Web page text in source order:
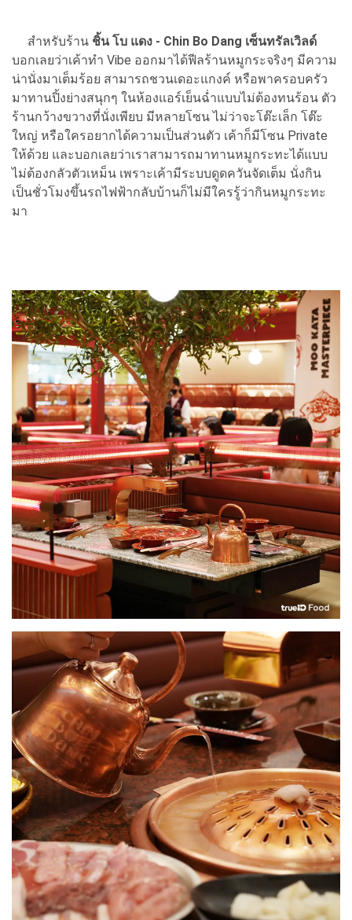
สำหรับร้าน ชิ้น โบ แดง - Chin Bo Dang เซ็นทรัลเวิลด์
บอกเลยว่าเค้าทำ Vibe ออกมาได้ฟีลร้านหมูกระจริงๆ มีความ
น่านั่งมาเต็มร้อย สามารถชวนเดอะแกงค์ หรือพาครอบครัว
มาทานปิ้งย่างสนุกๆ ในห้องแอร์เย็นฉ่ำแบบไม่ต้องทนร้อน ตัว
ร้านกว้างขวางที่นั่งเพียบ มีหลายโซน ไม่ว่าจะโต๊ะเล็ก โต๊ะ
ใหญ่ หรือใครอยากได้ความเป็นส่วนตัว เค้าก็มีโซน Private
ให้ด้วย และบอกเลยว่าเราสามารถมาทานหมูกระทะได้แบบ
ไม่ต้องกลัวตัวเหม็น เพราะเค้ามีระบบดูดควันจัดเต็ม นั่งกิน
เป็นชั่วโมงขึ้นรถไฟฟ้ากลับบ้านก็ไม่มีใครรู้ว่ากินหมูกระทะ
มา